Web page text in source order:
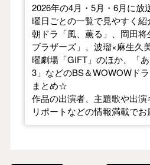
2026年の4月・5月・6月に放
曜日ごとの一覧で見やすく紹
朝ドラ「風、薫る」、岡田
ブラザーズ」、波瑠×麻生久
曜劇場「GIFT」のほか、「
3」などのBS＆WOWOWド
まとめ☆
作品の出演者、主題歌や出
リポートなどの情報満載でお